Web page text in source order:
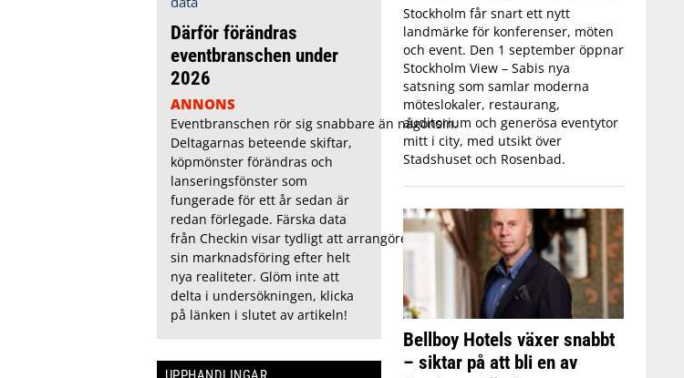
Därför förändras
eventbranschen under
2026
ANNONS
Eventbranschen rör sig snabbare än någonsin.
Deltagarnas beteende skiftar,
köpmönster förändras och
lanseringsfönster som
fungerade för ett år sedan är
redan förlegade. Färska data
från Checkin visar tydligt att arrangörer behöver anpassa
sin marknadsföring efter helt
nya realiteter. Glöm inte att
delta i undersökningen, klicka
på länken i slutet av artikeln!
Stockholm får snart ett nytt
landmärke för konferenser, möten
och event. Den 1 september öppnar
Stockholm View – Sabis nya
satsning som samlar moderna
möteslokaler, restaurang,
auditorium och generösa eventytor
mitt i city, med utsikt över
Stadshuset och Rosenbad.
Bellboy Hotels växer snabbt
– siktar på att bli en av